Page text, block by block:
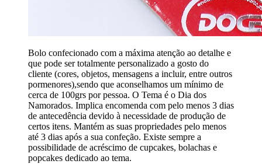
Bolo confecionado com a máxima atenção ao detalhe e
que pode ser totalmente personalizado a gosto do
cliente (cores, objetos, mensagens a incluir, entre outros
pormenores),sendo que aconselhamos um mínimo de
cerca de 100grs por pessoa. O Tema é o Dia dos
Namorados. Implica encomenda com pelo menos 3 dias
de antecedência devido à necessidade de produção de
certos itens. Mantém as suas propriedades pelo menos
até 3 dias após a sua confeção. Existe sempre a
possibilidade de acréscimo de cupcakes, bolachas e
popcakes dedicado ao tema.